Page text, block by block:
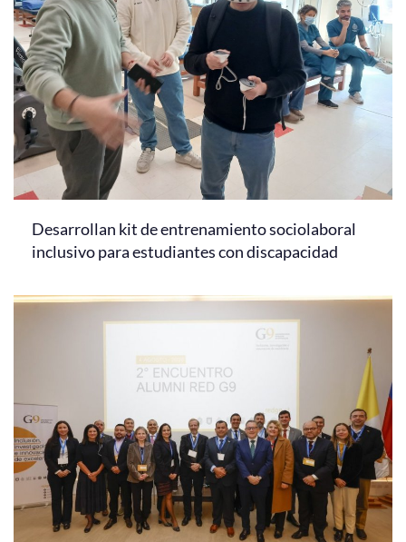
Desarrollan kit de entrenamiento sociolaboral
inclusivo para estudiantes con discapacidad